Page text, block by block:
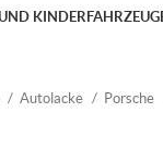
Autolacke Porsche